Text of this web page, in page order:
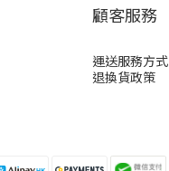
顧客服務
運送服務方式
退換貨政策